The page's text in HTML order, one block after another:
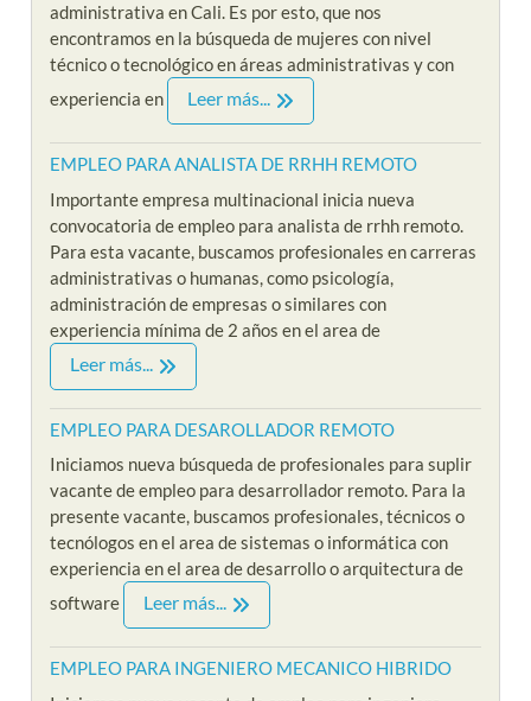
administrativa en Cali. Es por esto, que nos
encontramos en la búsqueda de mujeres con nivel
técnico o tecnológico en áreas administrativas y con
experiencia en
Leer más...
EMPLEO PARA ANALISTA DE RRHH REMOTO
Importante empresa multinacional inicia nueva
convocatoria de empleo para analista de rrhh remoto.
Para esta vacante, buscamos profesionales en carreras
administrativas o humanas, como psicología,
administración de empresas o similares con
experiencia mínima de 2 años en el area de
Leer más...
EMPLEO PARA DESAROLLADOR REMOTO
Iniciamos nueva búsqueda de profesionales para suplir
vacante de empleo para desarrollador remoto. Para la
presente vacante, buscamos profesionales, técnicos o
tecnólogos en el area de sistemas o informática con
experiencia en el area de desarrollo o arquitectura de
software
Leer más...
EMPLEO PARA INGENIERO MECANICO HIBRIDO